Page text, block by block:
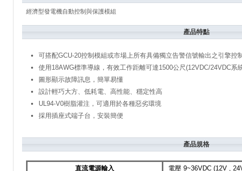
經濟型發電機自動控制與保護模組
產品特點
可搭配GCU-20控制模組或市場上所有具備獨立告警信號輸出之引擎控
使用18AWG標準導線，有效工作距離可達1500公尺(12VDC/24VDC系
圖形顯示故障訊息，簡單易懂
設計輕巧大方、低耗電、高性能、穩定性高
UL94-V0樹脂灌注，可適用於各種惡劣環境
採用插座式端子台，安裝簡便
產品規格
直流電源輸入 電壓 9~36VDC (12V ,